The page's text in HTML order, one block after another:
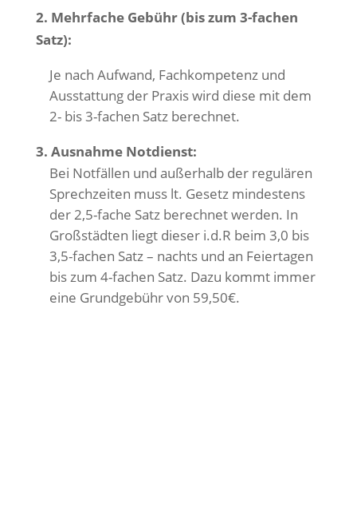
2. Mehrfache Gebühr (bis zum 3-fachen
Satz):
Je nach Aufwand, Fachkompetenz und
Ausstattung der Praxis wird diese mit dem
2- bis 3-fachen Satz berechnet.
3. Ausnahme Notdienst:
Bei Notfällen und außerhalb der regulären
Sprechzeiten muss lt. Gesetz mindestens
der 2,5-fache Satz berechnet werden. In
Großstädten liegt dieser i.d.R beim 3,0 bis
3,5-fachen Satz – nachts und an Feiertagen
bis zum 4-fachen Satz. Dazu kommt immer
eine Grundgebühr von 59,50€.